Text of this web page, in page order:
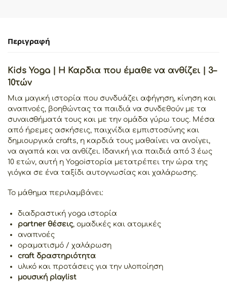
Περιγραφή
Kids Yoga | Η Καρδια που έμαθε να ανθίζει | 3–
10τών
Μια μαγική ιστορία που συνδυάζει αφήγηση, κίνηση και
αναπνοές, βοηθώντας τα παιδιά να συνδεθούν με τα
συναισθήματά τους και με την ομάδα γύρω τους. Μέσα
από ήρεμες ασκήσεις, παιχνίδια εμπιστοσύνης και
δημιουργικά crafts, η καρδιά τους μαθαίνει να ανοίγει,
να αγαπά και να ανθίζει. Ιδανική για παιδιά από 3 έως
10 ετών, αυτή η Yogoiστορία μετατρέπει την ώρα της
γιόγκα σε ένα ταξίδι αυτογνωσίας και χαλάρωσης.
Το μάθημα περιλαμβάνει:
διαδραστική yoga ιστορία
partner θέσεις, ομαδικές και ατομικές
αναπνοές
οραματισμό / χαλάρωση
craft δραστηριότητα
υλικό και προτάσεις για την υλοποίηση
μουσική playlist